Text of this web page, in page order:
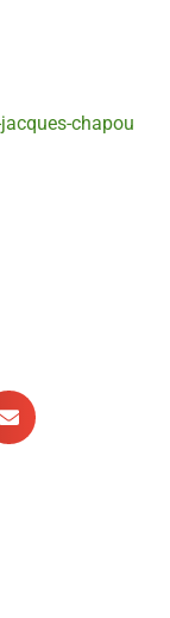
chapou